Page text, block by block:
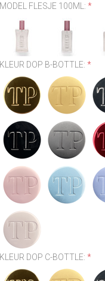
MODEL FLESJE 100ML:*
KLEUR DOP B-BOTTLE:*
KLEUR DOP C-BOTTLE:*